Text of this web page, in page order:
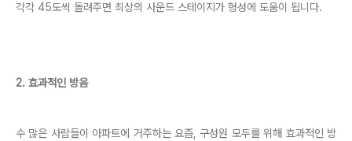
각각 45도씩 돌려주면 최상의 사운드 스테이지가 형성에 도움이 됩니다.
2. 효과적인 방음
수 많은 사람들이 아파트에 거주하는 요즘, 구성원 모두를 위해 효과적인 방